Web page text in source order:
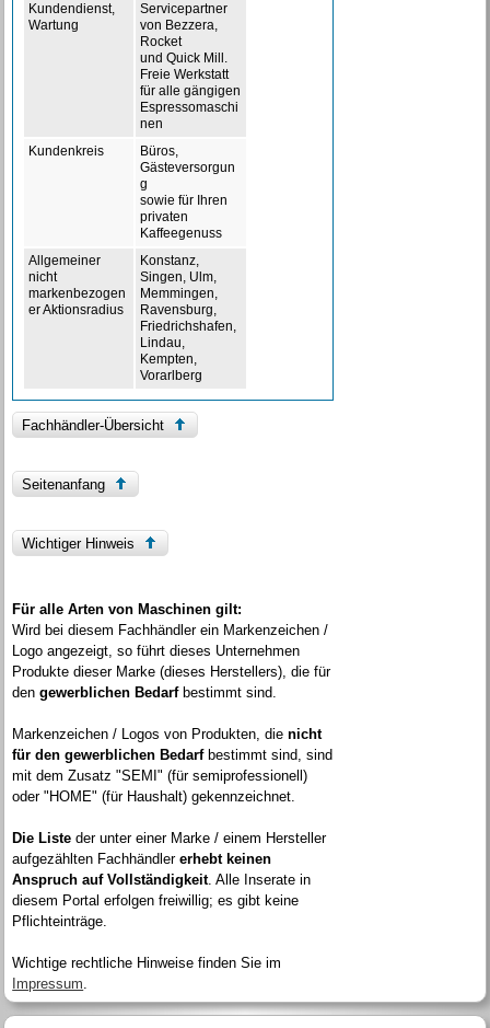
Kundendienst,
Wartung
Servicepartner
von Bezzera,
Rocket
und Quick Mill.
Freie Werkstatt
für alle gängigen
Espressomaschi
nen
Kundenkreis
Büros,
Gästeversorgun
g
sowie für Ihren
privaten
Kaffeegenuss
Allgemeiner
nicht
markenbezogen
er Aktionsradius
Konstanz,
Singen, Ulm,
Memmingen,
Ravensburg,
Friedrichshafen,
Lindau,
Kempten,
Vorarlberg
Fachhändler-Übersicht
Seitenanfang
Wichtiger Hinweis
Für alle Arten von Maschinen gilt:
Wird bei diesem Fachhändler ein Markenzeichen /
Logo angezeigt, so führt dieses Unternehmen
Produkte dieser Marke (dieses Herstellers), die für
dengewerblichen Bedarfbestimmt sind.
Markenzeichen / Logos von Produkten, dienicht
für den gewerblichen Bedarfbestimmt sind, sind
mit dem Zusatz "SEMI" (für semiprofessionell)
oder "HOME" (für Haushalt) gekennzeichnet.
Die Liste der unter einer Marke / einem Hersteller
aufgezählten Fachhändlererhebt keinen
Anspruch auf Vollständigkeit. Alle Inserate in
diesem Portal erfolgen freiwillig; es gibt keine
Pflichteinträge.
Wichtige rechtliche Hinweise finden Sie im
Impressum.